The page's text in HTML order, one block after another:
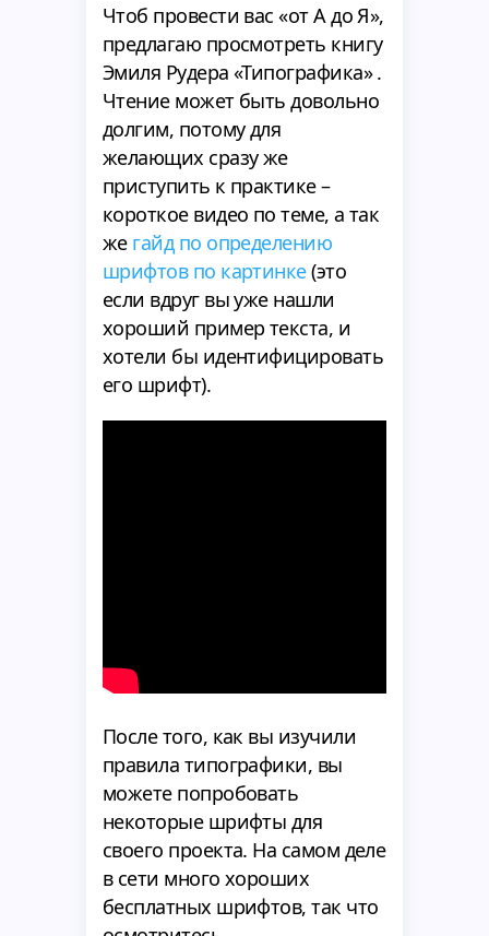
Чтоб провести вас «от А до Я»,
предлагаю просмотреть книгу
Эмиля Рудера «Типографика» .
Чтение может быть довольно
долгим, потому для
желающих сразу же
приступить к практике –
короткое видео по теме, а так
же гайд по определению
шрифтов по картинке(это
если вдруг вы уже нашли
хороший пример текста, и
хотели бы идентифицировать
его шрифт).
После того, как вы изучили
правила типографики, вы
можете попробовать
некоторые шрифты для
своего проекта. На самом деле
в сети много хороших
бесплатных шрифтов, так что